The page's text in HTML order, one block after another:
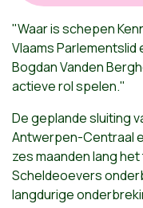
"Waar is schepen
Vlaams
Bogdan Vanden
actieve rol spelen."
De geplande sluiting
Antwerpen-Centraal
zes maanden lang
Scheldeoevers
langdurige